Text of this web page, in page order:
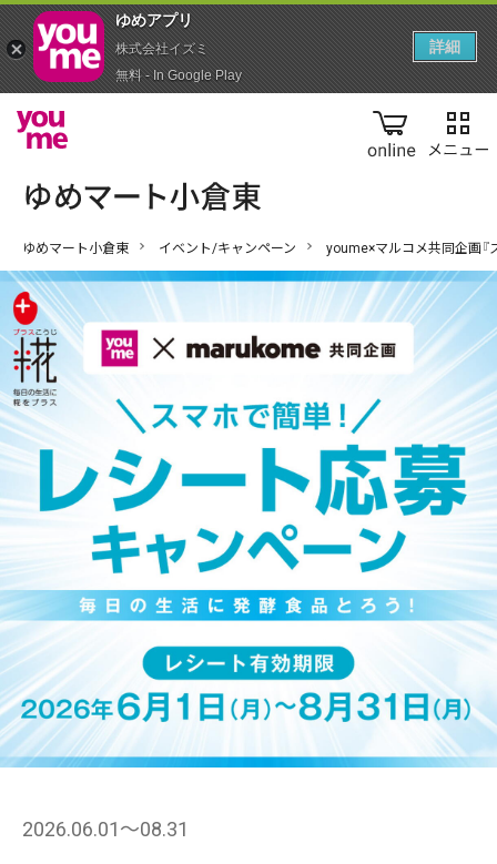
online
ゆめマート小倉東 イベント/キャンペーン youme×マルコメ共同企画『
2026.06.01〜08.31
ゆめアプ‪リ‬
株式会社イズミ
無料 - In Google Play
詳細